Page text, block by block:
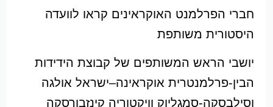
חברי הפרלמנט האוקראינים קראו לוועדה
היסטורית משותפת
יושבי הראש המשותפים של קבוצת הידידות
הבין-פרלמנטרית אוקראינה–ישראל אולגה
וסילבסקה-סמגליוק וויקטוריה קינזבורסקה